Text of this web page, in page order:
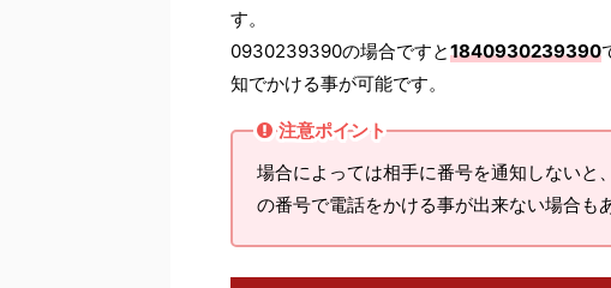
す。
0930239390の場合ですと1840930239390
知でかける事が可能です。
注意ポイント
場合によっては相手に番号を通知しないと
の番号で電話をかける事が出来ない場合も